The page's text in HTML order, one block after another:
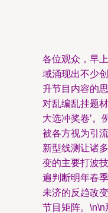
各位观众，早
域涌现出不少
升节目内容的
对乱编乱挂题
大选冲奖卷’
被各方视为引
新型线测让诸
变的主要打波
遍判断明年春
未济的反趋改
节目矩阵。